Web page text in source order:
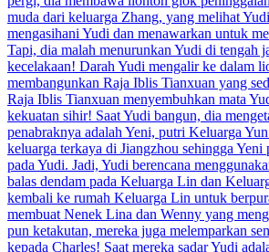
muda dari keluarga Zhang, yang melihat
mengasihani Yudi dan menawarkan untuk
Tapi, dia malah menurunkan Yudi di tengah
kecelakaan! Darah Yudi mengalir ke dalam
membangunkan Raja Iblis Tianxuan yang
Raja Iblis Tianxuan menyembuhkan mata
kekuatan sihir! Saat Yudi bangun, dia
penabraknya adalah Yeni, putri Keluarga
keluarga terkaya di Jiangzhou sehingga Yeni
pada Yudi. Jadi, Yudi berencana
balas dendam pada Keluarga Lin dan
kembali ke rumah Keluarga Lin untuk
membuat Nenek Lina dan Wenny yang
pun ketakutan, mereka juga melemparkan
kepada Charles! Saat mereka sadar Yudi